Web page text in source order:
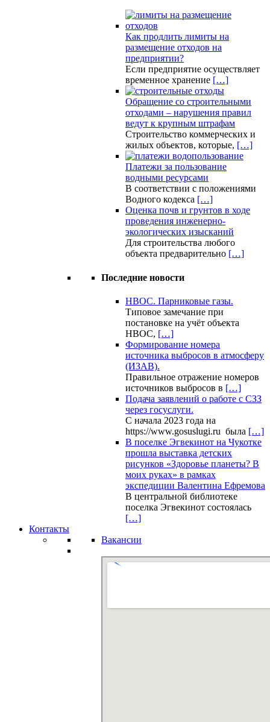
Как продлить лимиты на
размещение отходов на
предприятии?
Если предприятие осуществляет
временное хранение […]
Обращение со строительными
отходами – нарушения правил
ведут к крупным штрафам
Строительство коммерческих и
жилых объектов, которые, […]
Платежи за пользование
водными ресурсами
В соответствии с положениями
Водного кодекса […]
Оценка почв и грунтов в ходе
проведения инженерно-
экологических изысканий
Для строительства любого
объекта предварительно […]
Последние новости
НВОС. Парниковые газы.
Типовое замечание при
постановке на учёт объекта
НВОС, […]
Формирование номера
источника выбросов в атмосферу
(ИЗАВ).
Правильное отражение номеров
источников выбросов в […]
Подача заявлений о работе с СЗЗ
через госуслуги.
С начала 2023 года на
https://www.gosuslugi.ru была […]
В поселке Эгвекинот на Чукотке
прошла выставка детских
рисунков «Здоровье планеты? В
моих руках» в рамках
экспедиции Валентина Ефремова
В центральной библиотеке
поселка Эгвекинот состоялась
[…]
Контакты
Вакансии